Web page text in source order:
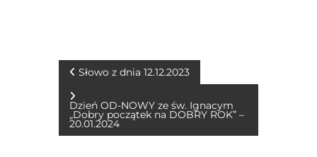
b
o
o
k
n
g
er
r
A
p
p
n
k
N
a
w
Słowo z dnia 12.12.2023
Dzień OD-NOWY ze św. Ignacym
„Dobry początek na DOBRY ROK” –
20.01.2024